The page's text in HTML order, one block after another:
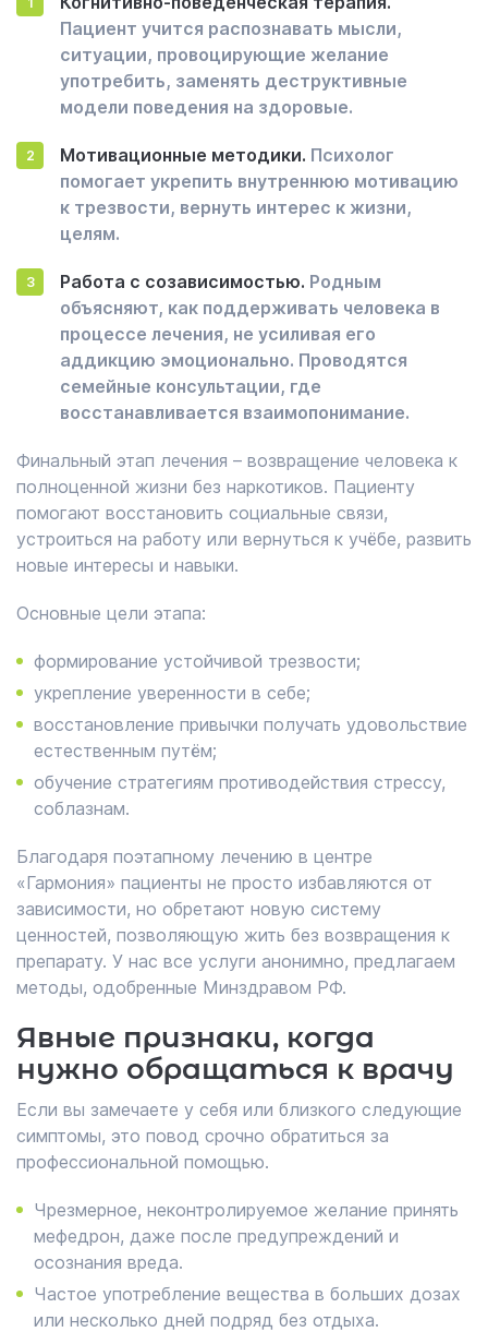
Пациент учится распознавать мысли,
ситуации, провоцирующие желание
употребить, заменять деструктивные
модели поведения на здоровые.
Мотивационные методики. Психолог
помогает укрепить внутреннюю мотивацию
к трезвости, вернуть интерес к жизни,
целям.
Работа с созависимостью. Родным
объясняют, как поддерживать человека в
процессе лечения, не усиливая его
аддикцию эмоционально. Проводятся
семейные консультации, где
восстанавливается взаимопонимание.
Финальный этап лечения – возвращение человека к
полноценной жизни без наркотиков. Пациенту
помогают восстановить социальные связи,
устроиться на работу или вернуться к учёбе, развить
новые интересы и навыки.
Основные цели этапа:
формирование устойчивой трезвости;
укрепление уверенности в себе;
восстановление привычки получать удовольствие
естественным путём;
обучение стратегиям противодействия стрессу,
соблазнам.
Благодаря поэтапному лечению в центре
«Гармония» пациенты не просто избавляются от
зависимости, но обретают новую систему
ценностей, позволяющую жить без возвращения к
препарату. У нас все услуги анонимно, предлагаем
методы, одобренные Минздравом РФ.
Явные признаки, когда
нужно обращаться к врачу
Если вы замечаете у себя или близкого следующие
симптомы, это повод срочно обратиться за
профессиональной помощью.
Чрезмерное, неконтролируемое желание принять
мефедрон, даже после предупреждений и
осознания вреда.
Частое употребление вещества в больших дозах
или несколько дней подряд без отдыха.